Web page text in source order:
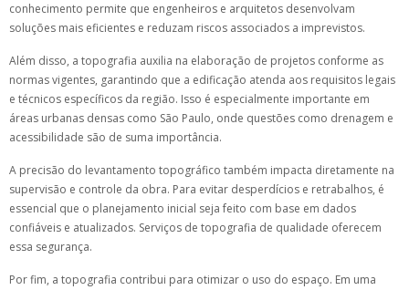
conhecimento permite que engenheiros e arquitetos desenvolvam
soluções mais eficientes e reduzam riscos associados a imprevistos.
Além disso, a topografia auxilia na elaboração de projetos conforme as
normas vigentes, garantindo que a edificação atenda aos requisitos legais
e técnicos específicos da região. Isso é especialmente importante em
áreas urbanas densas como São Paulo, onde questões como drenagem e
acessibilidade são de suma importância.
A precisão do levantamento topográfico também impacta diretamente na
supervisão e controle da obra. Para evitar desperdícios e retrabalhos, é
essencial que o planejamento inicial seja feito com base em dados
confiáveis e atualizados. Serviços de topografia de qualidade oferecem
essa segurança.
Por fim, a topografia contribui para otimizar o uso do espaço. Em uma